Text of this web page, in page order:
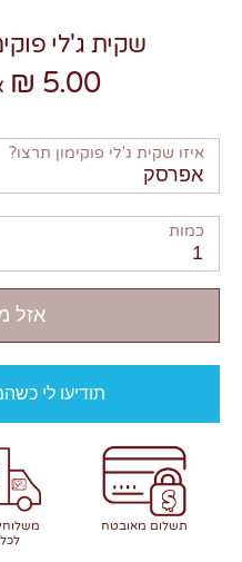
שקית ג'לי
5.00 ₪
איזו שקית ג'לי פוקימון תרצו?
אפרסק
כמות
1
אזל
תודיעו לי
תשלום מאובטח